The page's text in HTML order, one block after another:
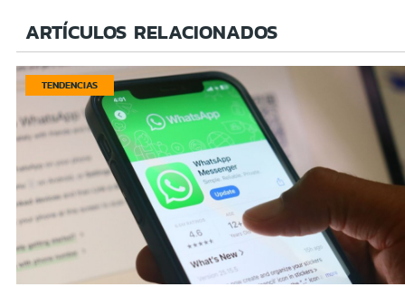
ARTÍCULOS RELACIONADOS
TENDENCIAS